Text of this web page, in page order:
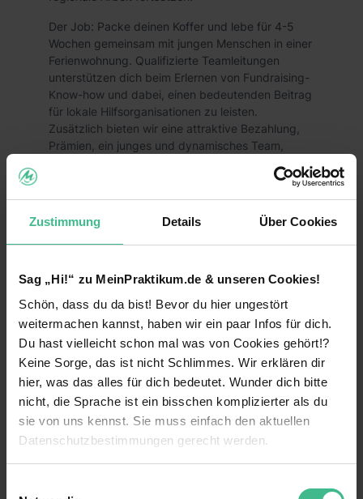
Zustimmung Details Über Cookies
Sag „Hi!“ zu MeinPraktikum.de & unseren Cookies!
Schön, dass du da bist! Bevor du hier ungestört
weitermachen kannst, haben wir ein paar Infos für dich.
Du hast vielleicht schon mal was von Cookies gehört!?
Keine Sorge, das ist nicht Schlimmes. Wir erklären dir
hier, was das alles für dich bedeutet. Wunder dich bitte
nicht, die Sprache ist ein bisschen komplizierter als du
sie von uns kennst. Sie muss einfach den aktuellen
Datenschutzbestimmungen gerecht werden.
Der Job: Packe deinen Koffer und lebe für 4-5
Wochen gemeinsam mit jungen Menschen in einer
Ferienwohnung. Qualifizierte Teamleitungen
unterstützen dich beim Erlernen von Fundraising-
Know-how und dabei, einen bedeutenden Beitrag
für lokale Hilfsorganisationen zu leisten.
Zusätzlich bieten wir eine attraktive Bezahlung,
Prämien, ein junges und dynamisches Team,
Fixum € 2.700 für 5 Wochen
Flexibler Starttermin (ganzjährig)
Fun am WG-Leben in einem jungen,
dynamischen Team
Übernahme der Unterkunftskosten
Rhetorik Schulungen & Verbesserung deiner
Social Skills
Firmenevents & attraktive Incentives
Praktikumsbestätigung/Zeugnis für deinen
Benefits
Weiterbildungsmaßnahmen
Einführungsveranstaltung
Flexible Arbeitszeiten
Wohnung wird vom Unternehmen gestellt
Mitarbeiterevents13 weitere anzeigen